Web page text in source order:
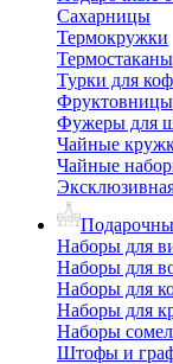
Сахарницы
Термокружки
Термостаканы
Турки для
Фруктовницы
Фужеры для
Чайные
Чайные
Наборы для
Наборы для
Наборы для
Наборы для
Наборы
Штофы и